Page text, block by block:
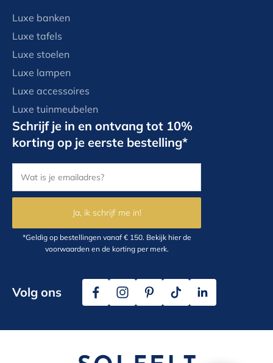
Luxe banken
Luxe tafels
Luxe stoelen
Luxe lampen
Luxe accessoires
Luxe tuinmeubelen
Schrijf je in en ontvang tot 10%
korting op je eerste bestelling*
Ja, ik schrijf me in!
*Geldig op bestellingen vanaf € 150. Bekijk hierde
voorwaarden en de korting per merk.
Volg ons